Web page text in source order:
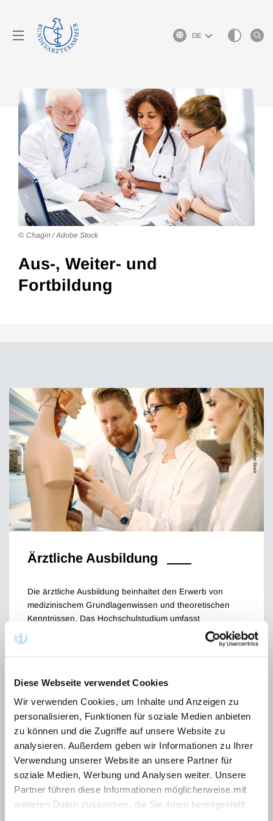
Diese Webseite verwendet Cookies
Wir verwenden Cookies, um Inhalte und Anzeigen zu
personalisieren, Funktionen für soziale Medien anbieten
zu können und die Zugriffe auf unsere Website zu
analysieren. Außerdem geben wir Informationen zu Ihrer
Verwendung unserer Website an unsere Partner für
soziale Medien, Werbung und Analysen weiter. Unsere
Partner führen diese Informationen möglicherweise mit
weiteren Daten zusammen, die Sie ihnen bereitgestellt
Sprachauswahl
Aus-, Weiter- und
Fortbildung
Chagin / Adobe Stock
NDABCREATIVITY / Adobe Stock
Ärztliche Ausbildung
Die ärztliche Ausbildung beinhaltet den Erwerb von
medizinischem Grundlagenwissen und theoretischen
Kenntnissen. Das Hochschulstudium umfasst
Mehr Informationen